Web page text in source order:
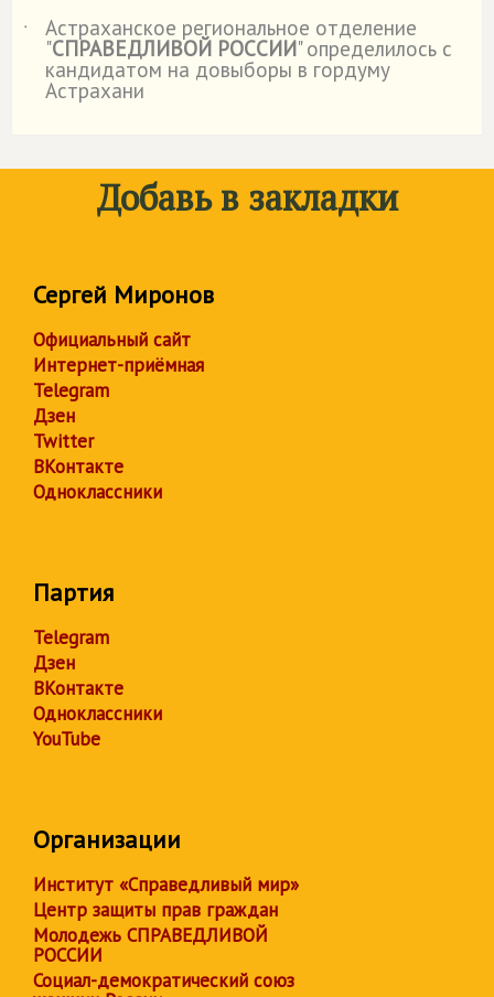
˙
Астраханское региональное отделение
"СПРАВЕДЛИВОЙ РОССИИ" определилось с
кандидатом на довыборы в гордуму
Астрахани
Добавь в закладки
Сергей Миронов
Официальный сайт
Интернет-приёмная
Telegram
Дзен
Twitter
ВКонтакте
Одноклассники
Партия
Telegram
Дзен
ВКонтакте
Одноклассники
YouTube
Организации
Институт «Справедливый мир»
Центр защиты прав граждан
Молодежь СПРАВЕДЛИВОЙ
РОССИИ
Социал-демократический союз